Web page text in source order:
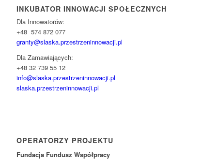
INKUBATOR INNOWACJI SPOŁECZNYCH
Dla Innowatorów:
+48 574 872 077
granty@slaska.przestrzeninnowacji.pl
Dla Zamawiających:
+48 32 739 55 12
info@slaska.przestrzeninnowacji.pl
slaska.przestrzeninnowacji.pl
OPERATORZY PROJEKTU
Fundacja Fundusz Współpracy